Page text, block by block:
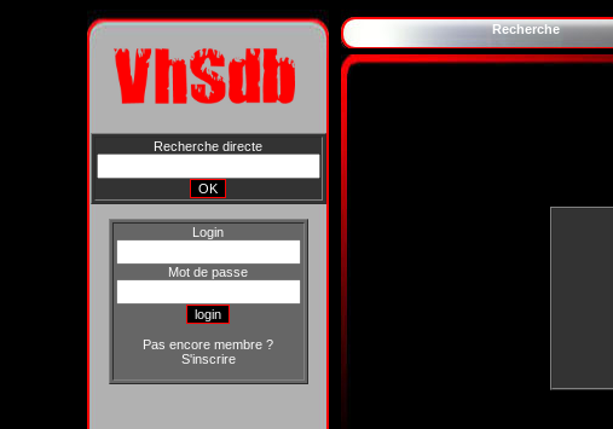
Recherche directe
Login
Mot de passe
Pas encore membre ?
S'inscrire
Recherche